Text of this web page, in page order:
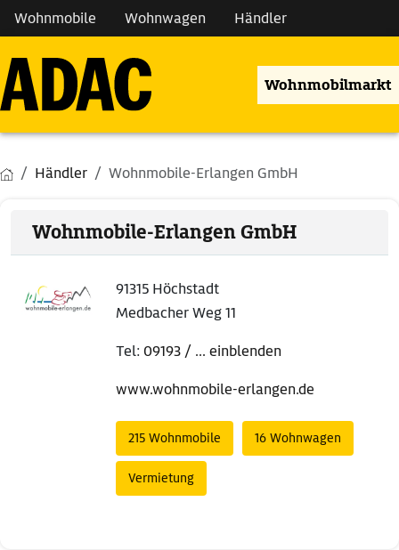
Wohnmobile Wohnwagen Händler
Wohnmobilmarkt
Händler Wohnmobile-Erlangen GmbH
Wohnmobile-Erlangen GmbH
91315 Höchstadt
Medbacher Weg 11
Tel: 09193 / ... einblenden
www.wohnmobile-erlangen.de
215 Wohnmobile 16 Wohnwagen
Vermietung